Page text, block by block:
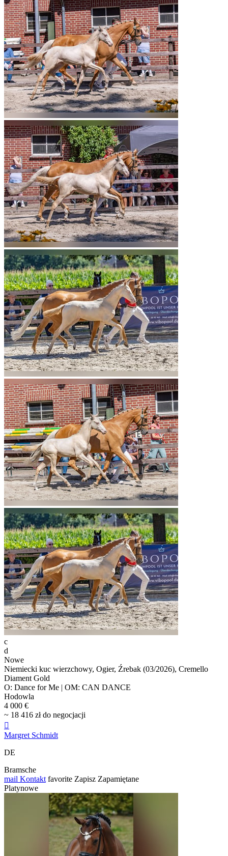
c
d
Nowe
Niemiecki kuc wierzchowy, Ogier, Źrebak (03/2026), Cremello
Diament Gold
O: Dance for Me | OM: CAN DANCE
Hodowla
4 000 €
~ 18 416 zł do negocjacji

Margret Schmidt
DE
Bramsche
mail Kontakt favorite Zapisz Zapamiętane
Platynowe